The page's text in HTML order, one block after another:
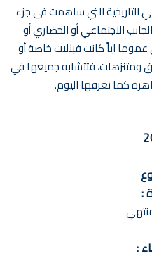
التاريخية التي ساهمت فى جزء
الاجتماعي أو الحضاري أو
اياً كانت فيللات خاصة أو
ومتنزهات، فتتشابه جميعها في
كما نعرفها اليوم.
:
: